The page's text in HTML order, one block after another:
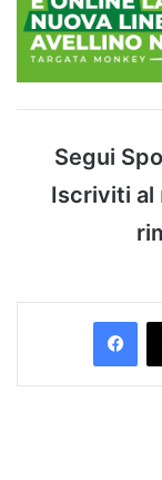
Segui
Iscriviti al